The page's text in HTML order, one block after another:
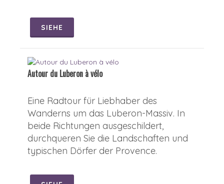
SIEHE
Autour du Luberon à vélo
Eine Radtour für Liebhaber des
Wanderns um das Luberon-Massiv. In
beide Richtungen ausgeschildert,
durchqueren Sie die Landschaften und
typischen Dörfer der Provence.